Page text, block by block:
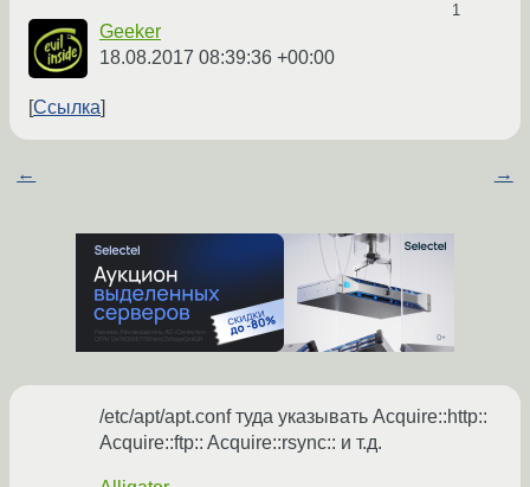
1
Geeker
18.08.2017 08:39:36 +00:00
Ссылка
← →
/etc/apt/apt.conf туда указывать Acquire::http::
Acquire::ftp:: Acquire::rsync:: и т.д.